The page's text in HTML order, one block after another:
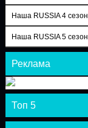
Наша RUSSIA 4 сезон
Наша RUSSIA 5 сезон
Реклама
Топ 5